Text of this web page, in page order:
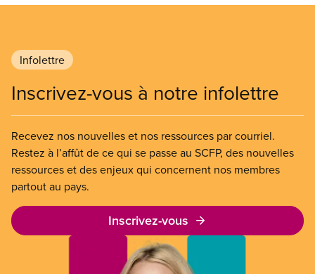
Infolettre
Inscrivez-vous à notre infolettre
Recevez nos nouvelles et nos ressources par courriel.
Restez à l’affût de ce qui se passe au SCFP, des nouvelles
ressources et des enjeux qui concernent nos membres
partout au pays.
Inscrivez-vous